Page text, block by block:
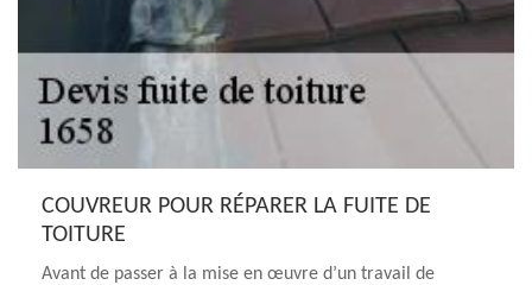
COUVREUR POUR RÉPARER LA FUITE DE
TOITURE
Avant de passer à la mise en œuvre d’un travail de